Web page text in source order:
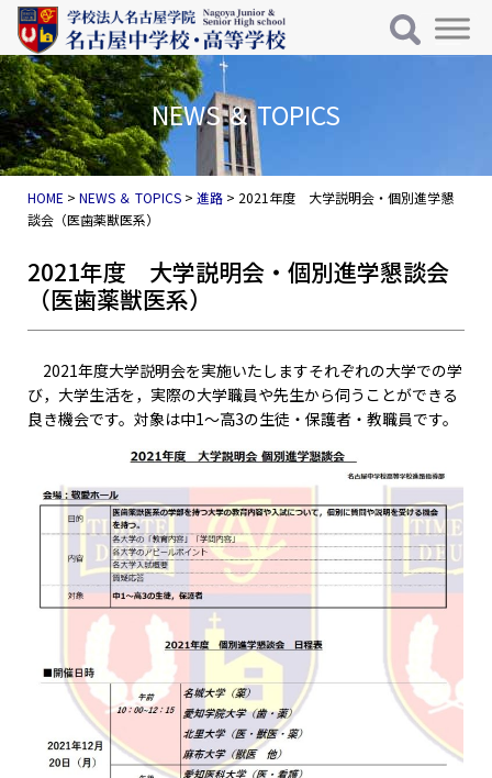
コンテンツへスキップ
メインナビゲーション
NEWS ＆ TOPICS
HOME >NEWS ＆ TOPICS >進路 > 2021年度 大学説明会・個別進学懇
談会（医歯薬獣医系）
2021年度 大学説明会・個別進学懇談会
（医歯薬獣医系）
2021年度大学説明会を実施いたしますそれぞれの大学での学
び，大学生活を，実際の大学職員や先生から伺うことができる
良き機会です。対象は中1～高3の生徒・保護者・教職員です。